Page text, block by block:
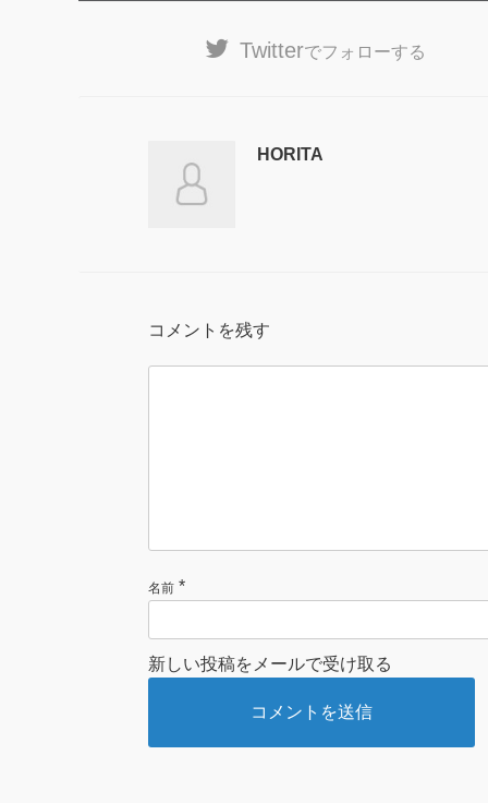
Twitterでフォローする
HORITA
コメントを残す
名前 *
新しい投稿をメールで受け取る